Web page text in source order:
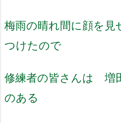
梅雨の晴れ間に顔を
つけたので
修練者の皆さんは 増
のある